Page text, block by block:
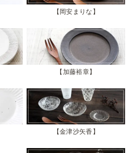
岡安まりな
加藤裕章
金津沙矢香